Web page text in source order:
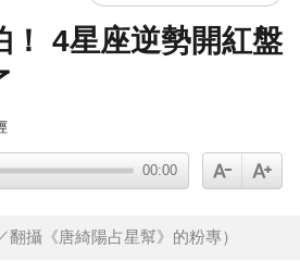
！ 4星座逆勢開紅盤
00:00
攝《唐綺陽占星幫》的粉專）